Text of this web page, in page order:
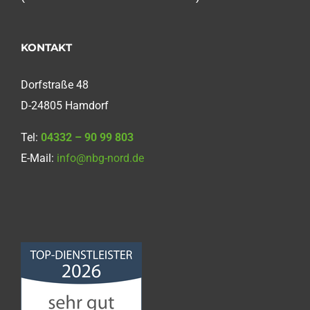
KONTAKT
Dorfstraße 48
D-24805 Hamdorf
Tel: 04332 – 90 99 803
E-Mail: info@nbg-nord.de
Norddeutsche
Bauabdichtungsgesellschaft
mbH
von 5
86Bewertungen